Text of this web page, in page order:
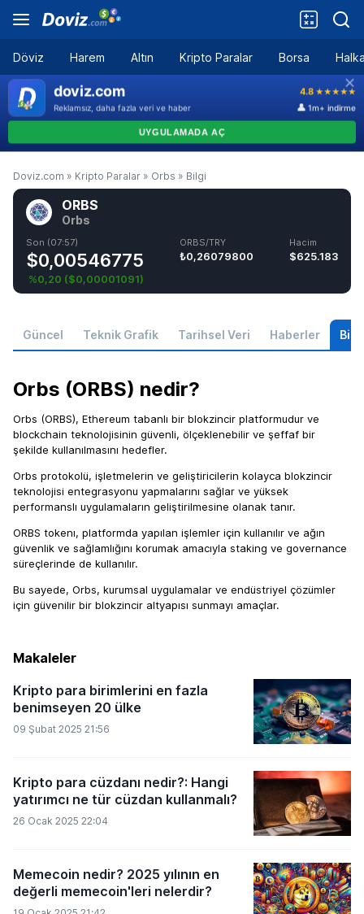
Döviz Harem Altın Kripto Paralar Borsa
Doviz.com » Kripto Paralar » Orbs » Bilgi
ORBS
Orbs
Son (07:57)
$0,00546775
%0,20 ($0,00001091)
ORBS/TRY
₺0,26079800
Hacim
$625.183
Güncel Teknik Grafik Tarihsel Veri Haberler Bilgi
Orbs (ORBS) nedir?
Orbs (ORBS), Ethereum tabanlı bir blokzincir platformudur ve
blockchain teknolojisinin güvenli, ölçeklenebilir ve şeffaf bir
şekilde kullanılmasını hedefler.
Orbs protokolü, işletmelerin ve geliştiricilerin kolayca blokzincir
teknolojisi entegrasyonu yapmalarını sağlar ve yüksek
performanslı uygulamaların geliştirilmesine olanak tanır.
ORBS tokenı, platformda yapılan işlemler için kullanılır ve ağın
güvenlik ve sağlamlığını korumak amacıyla staking ve governance
süreçlerinde de kullanılır.
Bu sayede, Orbs, kurumsal uygulamalar ve endüstriyel çözümler
için güvenilir bir blokzincir altyapısı sunmayı amaçlar.
Makaleler
Kripto para birimlerini en fazla
benimseyen 20 ülke
09 Şubat 2025 21:56
Kripto para cüzdanı nedir?: Hangi
yatırımcı ne tür cüzdan kullanmalı?
26 Ocak 2025 22:04
Memecoin nedir? 2025 yılının en
değerli memecoin'leri nelerdir?